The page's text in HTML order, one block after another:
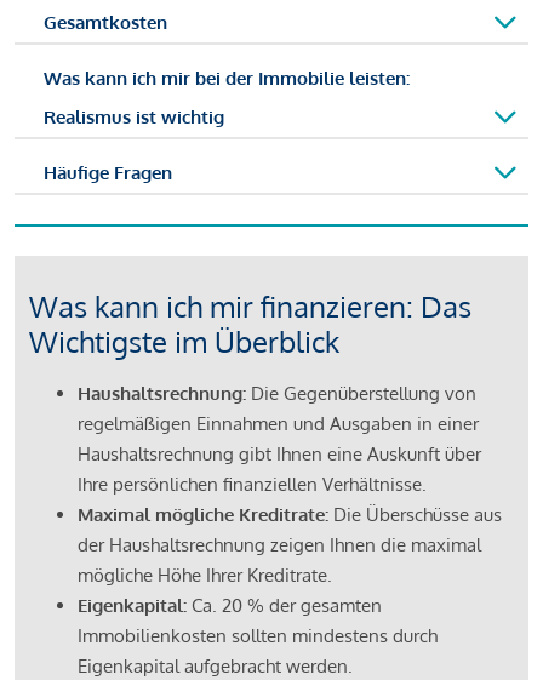
Gesamtkosten
Was kann ich mir bei der Immobilie leisten:
Realismus ist wichtig
Häufige Fragen
Was kann ich mir finanzieren: Das
Wichtigste im Überblick
Haushaltsrechnung: Die Gegenüberstellung von
regelmäßigen Einnahmen und Ausgaben in einer
Haushaltsrechnung gibt Ihnen eine Auskunft über
Ihre persönlichen finanziellen Verhältnisse.
Maximal mögliche Kreditrate: Die Überschüsse aus
der Haushaltsrechnung zeigen Ihnen die maximal
mögliche Höhe Ihrer Kreditrate.
Eigenkapital: Ca. 20 % der gesamten
Immobilienkosten sollten mindestens durch
Eigenkapital aufgebracht werden.